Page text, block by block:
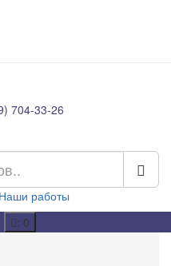
704-33-26
Наши работы
: 0